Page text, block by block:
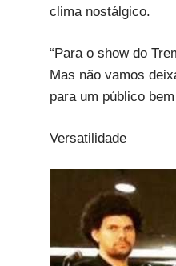
clima nostálgico.
“Para o show do
Mas não vamos
para um público
Versatilidade